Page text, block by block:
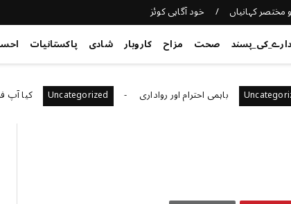
کہانیاں خود آگاہی کوئز
صحت مزاح کاروبار شادی پاکستانیات
باہمی احترام اور رواداری Uncategorized کیا آپ فراڈ سے